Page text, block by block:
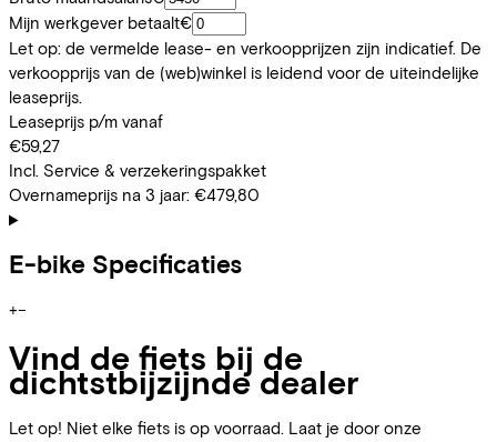
Mijn werkgever betaalt€
Let op: de vermelde lease- en verkoopprijzen zijn indicatief. De
verkoopprijs van de (web)winkel is leidend voor de uiteindelijke
leaseprijs.
Leaseprijs p/m vanaf
€59,27
Incl. Service & verzekeringspakket
Overnameprijs na 3 jaar: €479,80
E-bike Specificaties
+−
Vind de fiets bij de
dichtstbijzijnde dealer
Let op! Niet elke fiets is op voorraad. Laat je door onze